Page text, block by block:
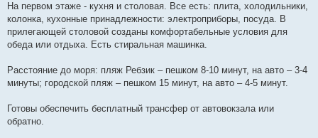
На первом этаже - кухня и столовая. Все есть: плита, холодильники,
колонка, кухонные принадлежности: электроприборы, посуда. В
прилегающей столовой созданы комфортабельные условия для
обеда или отдыха. Есть стиральная машинка.
Расстояние до моря: пляж Ребзик – пешком 8-10 минут, на авто – 3-4
минуты; городской пляж – пешком 15 минут, на авто – 4-5 минут.
Готовы обеспечить бесплатный трансфер от автовокзала или
обратно.